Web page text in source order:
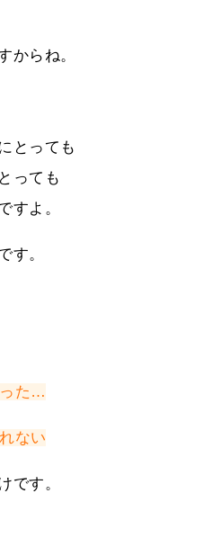
からね。
とっても
っても
すよ。
す。
た…
ない
です。